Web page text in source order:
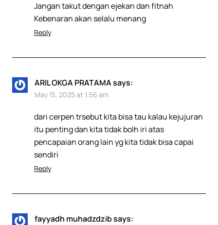
Jangan takut dengan ejekan dan fitnah
Kebenaran akan selalu menang
Reply
ARIL OKGA PRATAMAsays:
May 15, 2025 at 1:56 am
dari cerpen trsebut kita bisa tau kalau kejujuran
itu penting dan kita tidak bolh iri atas
pencapaian orang lain yg kita tidak bisa capai
sendiri
Reply
fayyadh muhadzdzibsays: